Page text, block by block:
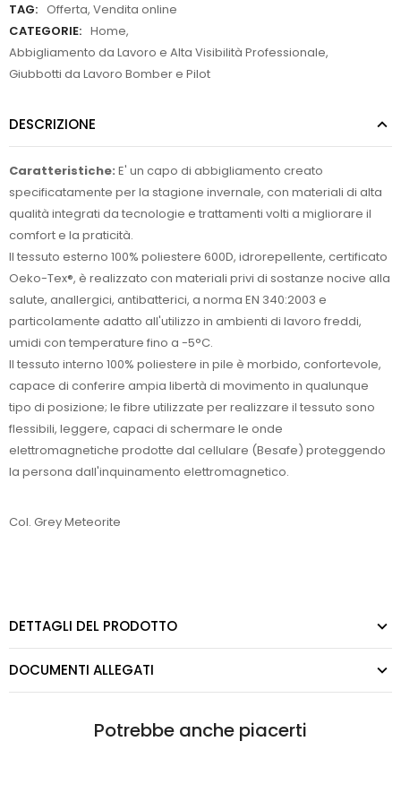
TAG: Offerta, Vendita online
CATEGORIE: Home,
Abbigliamento da Lavoro e Alta Visibilità Professionale,
Giubbotti da Lavoro Bomber e Pilot
DESCRIZIONE
Caratteristiche: E' un capo di abbigliamento creato
specificatamente per la stagione invernale, con materiali di alta
qualità integrati da tecnologie e trattamenti volti a migliorare il
comfort e la praticità.
Il tessuto esterno 100% poliestere 600D, idrorepellente, certificato
Oeko-Tex®, è realizzato con materiali privi di sostanze nocive alla
salute, anallergici, antibatterici, a norma EN 340:2003 e
particolamente adatto all'utilizzo in ambienti di lavoro freddi,
umidi con temperature fino a -5°C.
Il tessuto interno 100% poliestere in pile è morbido, confortevole,
capace di conferire ampia libertà di movimento in qualunque
tipo di posizione; le fibre utilizzate per realizzare il tessuto sono
flessibili, leggere, capaci di schermare le onde
elettromagnetiche prodotte dal cellulare (Besafe) proteggendo
la persona dall'inquinamento elettromagnetico.
Col. Grey Meteorite
DETTAGLI DEL PRODOTTO
DOCUMENTI ALLEGATI
Potrebbe anche piacerti